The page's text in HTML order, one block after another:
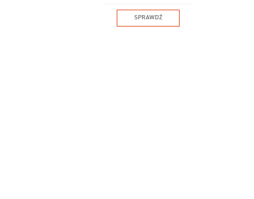
SPRAWDŹ